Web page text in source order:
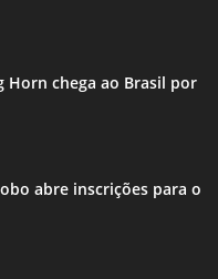
Horn chega ao Brasil por
abre inscrições para o